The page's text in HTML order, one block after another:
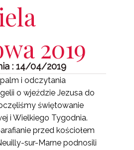
2019
: 14/04/2019
i odczytania
o wjeździe Jezusa do
świętowanie
i Wielkiego Tygodnia.
przed kościołem
sur-Marne podnosili